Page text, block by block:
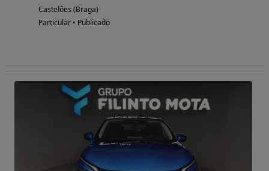
Castelões (Braga)
Particular • Publicado